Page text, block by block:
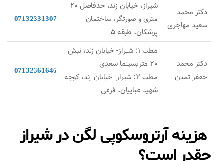
دکتر محمد
سعید مهاجری
شیراز، خیابان زند، حدفاصل 20
متری و صورتگر، ساختمان
پزشکان، طبقه 5
07132331307
دکتر محمد
جعفر تمدن
مطب 1: شیراز- خیابان زند، نبش
20 متریسینما سعدی
مطب 2: شیراز- خیابان زند، کوچه
شهید عباییان، فرعی
07132361646
هزینه آرتروسکوپی لگن در شیراز
چقدر است؟